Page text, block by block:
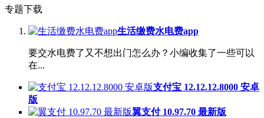
专题下载
生活缴费水电费app
要交水电费了又不想出门怎么办？小编收集了一些可以
在...
支付宝 12.12.12.8000 安卓
版
翼支付 10.97.70 最新版